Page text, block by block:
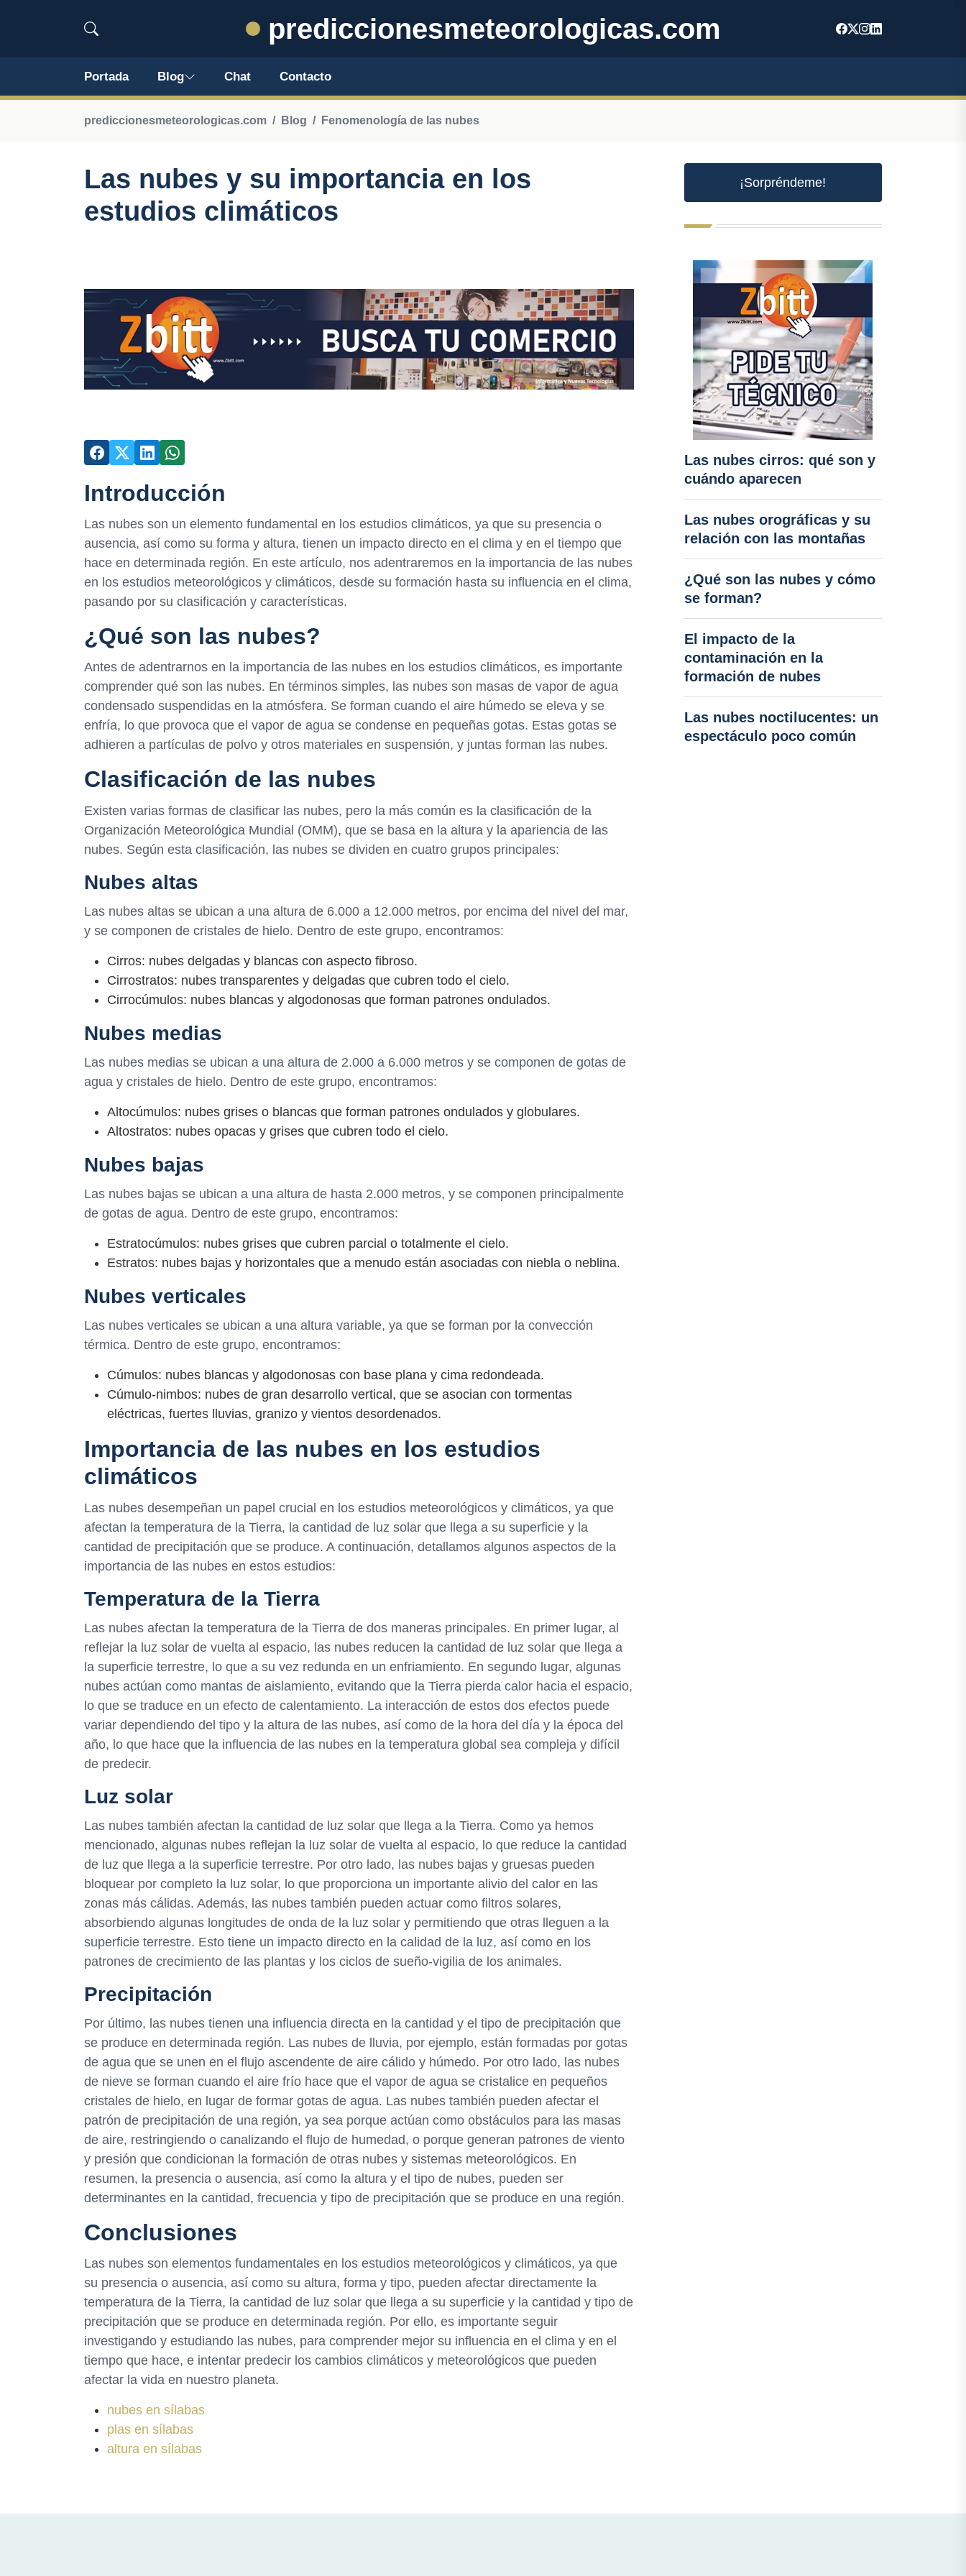
prediccionesmeteorologicas.com
Portada Blog Chat Contacto
prediccionesmeteorologicas.com Blog Fenomenología de las nubes
Las nubes y su importancia en los
estudios climáticos
Introducción
Las nubes son un elemento fundamental en los estudios climáticos, ya que su presencia o
ausencia, así como su forma y altura, tienen un impacto directo en el clima y en el tiempo que
hace en determinada región. En este artículo, nos adentraremos en la importancia de las nubes
en los estudios meteorológicos y climáticos, desde su formación hasta su influencia en el clima,
pasando por su clasificación y características.
¿Qué son las nubes?
Antes de adentrarnos en la importancia de las nubes en los estudios climáticos, es importante
comprender qué son las nubes. En términos simples, las nubes son masas de vapor de agua
condensado suspendidas en la atmósfera. Se forman cuando el aire húmedo se eleva y se
enfría, lo que provoca que el vapor de agua se condense en pequeñas gotas. Estas gotas se
adhieren a partículas de polvo y otros materiales en suspensión, y juntas forman las nubes.
Clasificación de las nubes
Existen varias formas de clasificar las nubes, pero la más común es la clasificación de la
Organización Meteorológica Mundial (OMM), que se basa en la altura y la apariencia de las
nubes. Según esta clasificación, las nubes se dividen en cuatro grupos principales:
Nubes altas
Las nubes altas se ubican a una altura de 6.000 a 12.000 metros, por encima del nivel del mar,
y se componen de cristales de hielo. Dentro de este grupo, encontramos:
Cirros: nubes delgadas y blancas con aspecto fibroso.
Cirrostratos: nubes transparentes y delgadas que cubren todo el cielo.
Cirrocúmulos: nubes blancas y algodonosas que forman patrones ondulados.
Nubes medias
Las nubes medias se ubican a una altura de 2.000 a 6.000 metros y se componen de gotas de
agua y cristales de hielo. Dentro de este grupo, encontramos:
Altocúmulos: nubes grises o blancas que forman patrones ondulados y globulares.
Altostratos: nubes opacas y grises que cubren todo el cielo.
Nubes bajas
Las nubes bajas se ubican a una altura de hasta 2.000 metros, y se componen principalmente
de gotas de agua. Dentro de este grupo, encontramos:
Estratocúmulos: nubes grises que cubren parcial o totalmente el cielo.
Estratos: nubes bajas y horizontales que a menudo están asociadas con niebla o neblina.
Nubes verticales
Las nubes verticales se ubican a una altura variable, ya que se forman por la convección
térmica. Dentro de este grupo, encontramos:
Cúmulos: nubes blancas y algodonosas con base plana y cima redondeada.
Cúmulo-nimbos: nubes de gran desarrollo vertical, que se asocian con tormentas
eléctricas, fuertes lluvias, granizo y vientos desordenados.
Importancia de las nubes en los estudios
climáticos
Las nubes desempeñan un papel crucial en los estudios meteorológicos y climáticos, ya que
afectan la temperatura de la Tierra, la cantidad de luz solar que llega a su superficie y la
cantidad de precipitación que se produce. A continuación, detallamos algunos aspectos de la
importancia de las nubes en estos estudios:
Temperatura de la Tierra
Las nubes afectan la temperatura de la Tierra de dos maneras principales. En primer lugar, al
reflejar la luz solar de vuelta al espacio, las nubes reducen la cantidad de luz solar que llega a
la superficie terrestre, lo que a su vez redunda en un enfriamiento. En segundo lugar, algunas
nubes actúan como mantas de aislamiento, evitando que la Tierra pierda calor hacia el espacio,
lo que se traduce en un efecto de calentamiento. La interacción de estos dos efectos puede
variar dependiendo del tipo y la altura de las nubes, así como de la hora del día y la época del
año, lo que hace que la influencia de las nubes en la temperatura global sea compleja y difícil
de predecir.
Luz solar
Las nubes también afectan la cantidad de luz solar que llega a la Tierra. Como ya hemos
mencionado, algunas nubes reflejan la luz solar de vuelta al espacio, lo que reduce la cantidad
de luz que llega a la superficie terrestre. Por otro lado, las nubes bajas y gruesas pueden
bloquear por completo la luz solar, lo que proporciona un importante alivio del calor en las
zonas más cálidas. Además, las nubes también pueden actuar como filtros solares,
absorbiendo algunas longitudes de onda de la luz solar y permitiendo que otras lleguen a la
superficie terrestre. Esto tiene un impacto directo en la calidad de la luz, así como en los
patrones de crecimiento de las plantas y los ciclos de sueño-vigilia de los animales.
Precipitación
Por último, las nubes tienen una influencia directa en la cantidad y el tipo de precipitación que
se produce en determinada región. Las nubes de lluvia, por ejemplo, están formadas por gotas
de agua que se unen en el flujo ascendente de aire cálido y húmedo. Por otro lado, las nubes
de nieve se forman cuando el aire frío hace que el vapor de agua se cristalice en pequeños
cristales de hielo, en lugar de formar gotas de agua. Las nubes también pueden afectar el
patrón de precipitación de una región, ya sea porque actúan como obstáculos para las masas
de aire, restringiendo o canalizando el flujo de humedad, o porque generan patrones de viento
y presión que condicionan la formación de otras nubes y sistemas meteorológicos. En
resumen, la presencia o ausencia, así como la altura y el tipo de nubes, pueden ser
determinantes en la cantidad, frecuencia y tipo de precipitación que se produce en una región.
Conclusiones
Las nubes son elementos fundamentales en los estudios meteorológicos y climáticos, ya que
su presencia o ausencia, así como su altura, forma y tipo, pueden afectar directamente la
temperatura de la Tierra, la cantidad de luz solar que llega a su superficie y la cantidad y tipo de
precipitación que se produce en determinada región. Por ello, es importante seguir
investigando y estudiando las nubes, para comprender mejor su influencia en el clima y en el
tiempo que hace, e intentar predecir los cambios climáticos y meteorológicos que pueden
afectar la vida en nuestro planeta.
nubes en sílabas
plas en sílabas
altura en sílabas
¡Sorpréndeme!
Las nubes cirros: qué son y
cuándo aparecen
Las nubes orográficas y su
relación con las montañas
¿Qué son las nubes y cómo
se forman?
El impacto de la
contaminación en la
formación de nubes
Las nubes noctilucentes: un
espectáculo poco común